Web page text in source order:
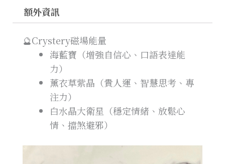
額外資訊
🔮Crystery磁場能量
海藍寶（增強自信心、口語表達能
力）
薰衣草紫晶（貴人運、智慧思考、專
注力）
白水晶大衛星（穩定情緒、放鬆心
情、擋煞避邪）